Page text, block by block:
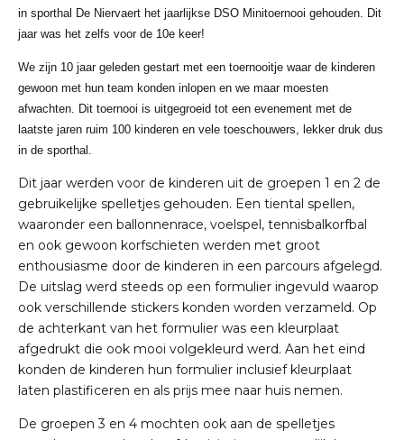
in sporthal De Niervaert het jaarlijkse DSO Minitoernooi gehouden. Dit
jaar was het zelfs voor de 10e keer!
We zijn 10 jaar geleden gestart met een toernooitje waar de kinderen
gewoon met hun team konden inlopen en we maar moesten
afwachten. Dit toernooi is uitgegroeid tot een evenement met de
laatste jaren ruim 100 kinderen en vele toeschouwers, lekker druk dus
in de sporthal.
Dit jaar werden voor de kinderen uit de groepen 1 en 2 de
gebruikelijke spelletjes gehouden. Een tiental spellen,
waaronder een ballonnenrace, voelspel, tennisbalkorfbal
en ook gewoon korfschieten werden met groot
enthousiasme door de kinderen in een parcours afgelegd.
De uitslag werd steeds op een formulier ingevuld waarop
ook verschillende stickers konden worden verzameld. Op
de achterkant van het formulier was een kleurplaat
afgedrukt die ook mooi volgekleurd werd. Aan het eind
konden de kinderen hun formulier inclusief kleurplaat
laten plastificeren en als prijs mee naar huis nemen.
De groepen 3 en 4 mochten ook aan de spelletjes